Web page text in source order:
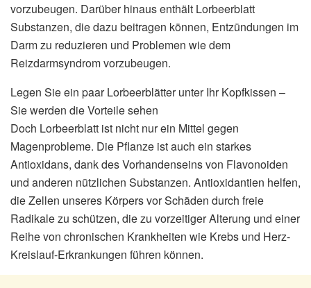
vorzubeugen. Darüber hinaus enthält Lorbeerblatt
Substanzen, die dazu beitragen können, Entzündungen im
Darm zu reduzieren und Problemen wie dem
Reizdarmsyndrom vorzubeugen.
Legen Sie ein paar Lorbeerblätter unter Ihr Kopfkissen –
Sie werden die Vorteile sehen
Doch Lorbeerblatt ist nicht nur ein Mittel gegen
Magenprobleme. Die Pflanze ist auch ein starkes
Antioxidans, dank des Vorhandenseins von Flavonoiden
und anderen nützlichen Substanzen. Antioxidantien helfen,
die Zellen unseres Körpers vor Schäden durch freie
Radikale zu schützen, die zu vorzeitiger Alterung und einer
Reihe von chronischen Krankheiten wie Krebs und Herz-
Kreislauf-Erkrankungen führen können.